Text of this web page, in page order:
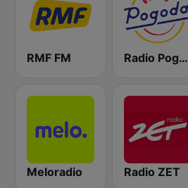
RMF FM Radio Pogoda
Meloradio Radio ZET